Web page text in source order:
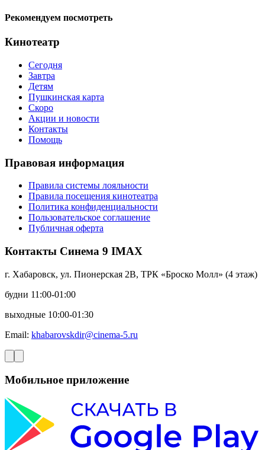
Рекомендуем посмотреть
Кинотеатр
Сегодня
Завтра
Детям
Пушкинская карта
Скоро
Акции и новости
Контакты
Помощь
Правовая информация
Правила системы лояльности
Правила посещения кинотеатра
Политика конфиденциальности
Пользовательское соглашение
Публичная оферта
Контакты Синема 9 IMAX
г. Хабаровск, ул. Пионерская 2В, ТРК «Броско Молл» (4 этаж)
будни 11:00-01:00
выходные 10:00-01:30
Email: khabarovskdir@cinema-5.ru
Мобильное приложение